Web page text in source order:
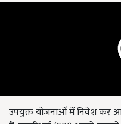
उपयुक्त योजनाओं में निवेश